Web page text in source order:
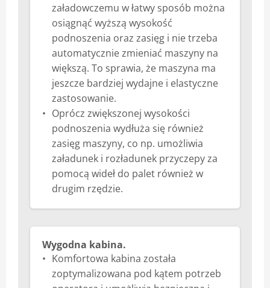
załadowczemu w łatwy sposób można
osiągnąć wyższą wysokość
podnoszenia oraz zasięg i nie trzeba
automatycznie zmieniać maszyny na
większą. To sprawia, że maszyna ma
jeszcze bardziej wydajne i elastyczne
zastosowanie.
Oprócz zwiększonej wysokości
podnoszenia wydłuża się również
zasięg maszyny, co np. umożliwia
załadunek i rozładunek przyczepy za
pomocą wideł do palet również w
drugim rzędzie.
Wygodna kabina.
Komfortowa kabina została
zoptymalizowana pod kątem potrzeb